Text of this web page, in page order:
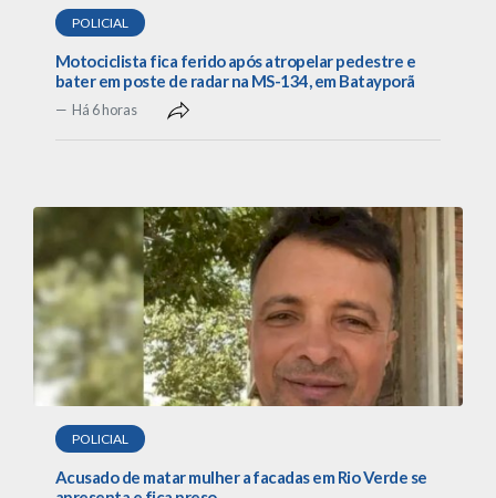
POLICIAL
Motociclista fica ferido após atropelar pedestre e
bater em poste de radar na MS-134, em Batayporã
Há 6 horas
POLICIAL
Acusado de matar mulher a facadas em Rio Verde se